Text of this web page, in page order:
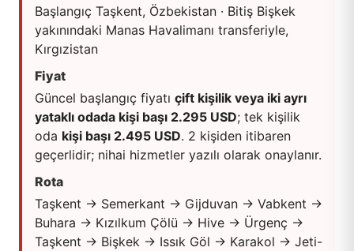
Başlangıç Taşkent, Özbekistan · Bitiş Bişkek
yakınındaki Manas Havalimanı transferiyle,
Kırgızistan
Fiyat
Güncel başlangıç fiyatı çift kişilik veya iki ayrı
yataklı odada kişi başı 2.295 USD; tek kişilik
oda kişi başı 2.495 USD. 2 kişiden itibaren
geçerlidir; nihai hizmetler yazılı olarak onaylanır.
Rota
Taşkent -> Semerkant -> Gijduvan -> Vabkent ->
Buhara -> Kızılkum Çölü -> Hive -> Ürgenç ->
Taşkent -> Bişkek -> Issık Göl -> Karakol -> Jeti-